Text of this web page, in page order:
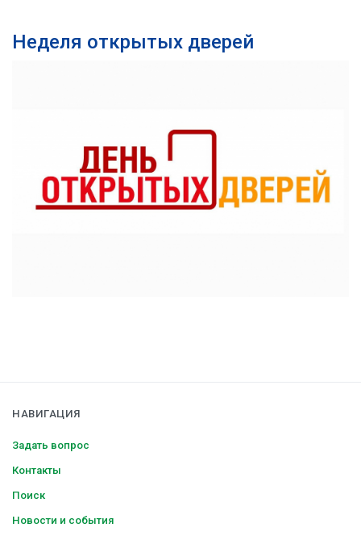
Неделя открытых дверей
НАВИГАЦИЯ
Задать вопрос
Контакты
Поиск
Новости и события